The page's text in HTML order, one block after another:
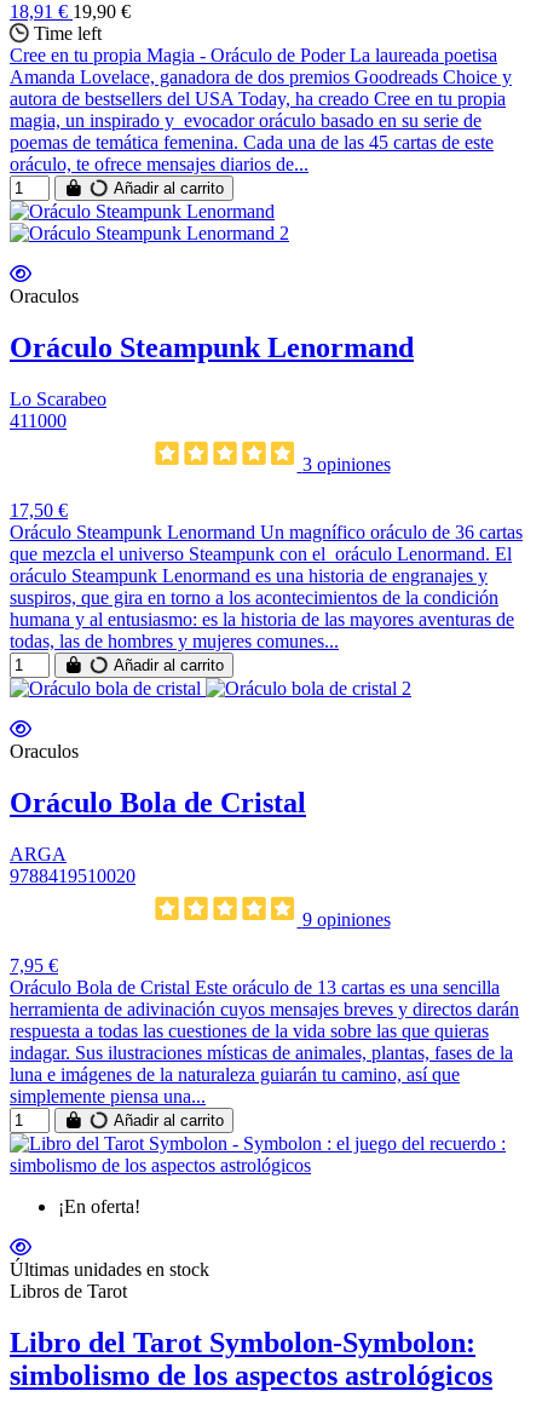
18,91 € 19,90 €
Time left
Cree en tu propia Magia - Oráculo de Poder La laureada poetisa
Amanda Lovelace, ganadora de dos premios Goodreads Choice y
autora de bestsellers del USA Today, ha creado Cree en tu propia
magia, un inspirado y evocador oráculo basado en su serie de
poemas de temática femenina. Cada una de las 45 cartas de este
oráculo, te ofrece mensajes diarios de...
Añadir al carrito
Oraculos
Oráculo Steampunk Lenormand
Lo Scarabeo
411000
3 opiniones
17,50 €
Oráculo Steampunk Lenormand Un magnífico oráculo de 36 cartas
que mezcla el universo Steampunk con el oráculo Lenormand. El
oráculo Steampunk Lenormand es una historia de engranajes y
suspiros, que gira en torno a los acontecimientos de la condición
humana y al entusiasmo: es la historia de las mayores aventuras de
todas, las de hombres y mujeres comunes...
Añadir al carrito
Oraculos
Oráculo Bola de Cristal
ARGA
9788419510020
9 opiniones
7,95 €
Oráculo Bola de Cristal Este oráculo de 13 cartas es una sencilla
herramienta de adivinación cuyos mensajes breves y directos darán
respuesta a todas las cuestiones de la vida sobre las que quieras
indagar. Sus ilustraciones místicas de animales, plantas, fases de la
luna e imágenes de la naturaleza guiarán tu camino, así que
simplemente piensa una...
Añadir al carrito
¡En oferta!
Últimas unidades en stock
Libros de Tarot
Libro del Tarot Symbolon-Symbolon:
simbolismo de los aspectos astrológicos